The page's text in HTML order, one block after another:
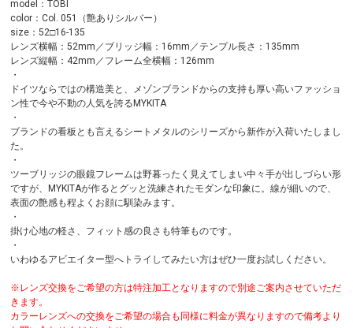
model：TOBI
color：Col. 051（艶ありシルバー）
size：52□16-135
レンズ横幅：52mm／ブリッジ幅：16mm／テンプル長さ：135mm
レンズ縦幅：42mm／フレーム全横幅：126mm
・
ドイツならではの構造美と、メゾンブランドからの支持も厚い高いファッショ
ン性で今や不動の人気を誇るMYKITA
・
ブランドの看板とも言えるシートメタルのシリーズから新作が入荷いたしまし
た。
・
ツーブリッジの眼鏡フレームは野暮ったく見えてしまい中々手が出しづらい形
ですが、MYKITAが作るとグッと洗練されたモダンな印象に。線が細いので、
表面の艶感も程よくお顔に馴染みます。
・
掛け心地の軽さ、フィット感の良さも特筆ものです。
・
いわゆるアビエイター型へトライしてみたい方はぜひ一度お試しください。
※レンズ交換をご希望の方は特注加工となりますので別途ご案内させていただ
きます。
カラーレンズへの交換をご希望の場合も同様に料金が異なりますので備考より